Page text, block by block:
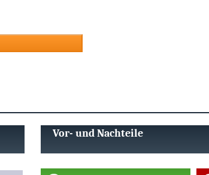
Vor- und Nachteile